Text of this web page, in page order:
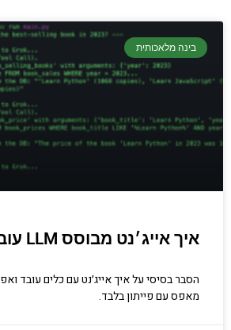
בינה מלאכותית
איך אייג׳נט מבוסס LLM עובד?
הסבר בסיסי על איך אייג׳נט עם כלים עובד
מאפס עם פייתון בלבד.